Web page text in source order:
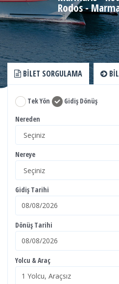
Rodos -
BILET SORGULAMA
Tek Yön
Gidiş Dönüş
Nereden
Nereye
Gidiş Tarihi
Dönüş Tarihi
Yolcu & Araç